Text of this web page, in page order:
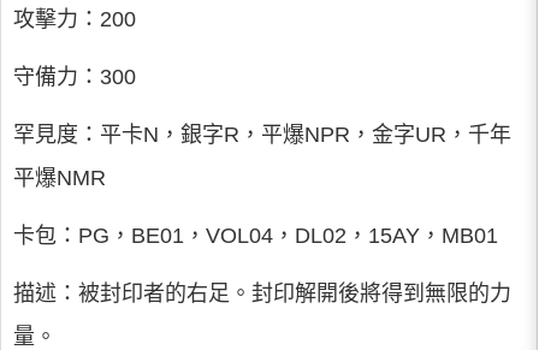
攻擊力：200
守備力：300
罕見度：平卡N，銀字R，平爆NPR，金字UR，千年
平爆NMR
卡包：PG，BE01，VOL04，DL02，15AY，MB01
描述：被封印者的右足。封印解開後將得到無限的力
量。